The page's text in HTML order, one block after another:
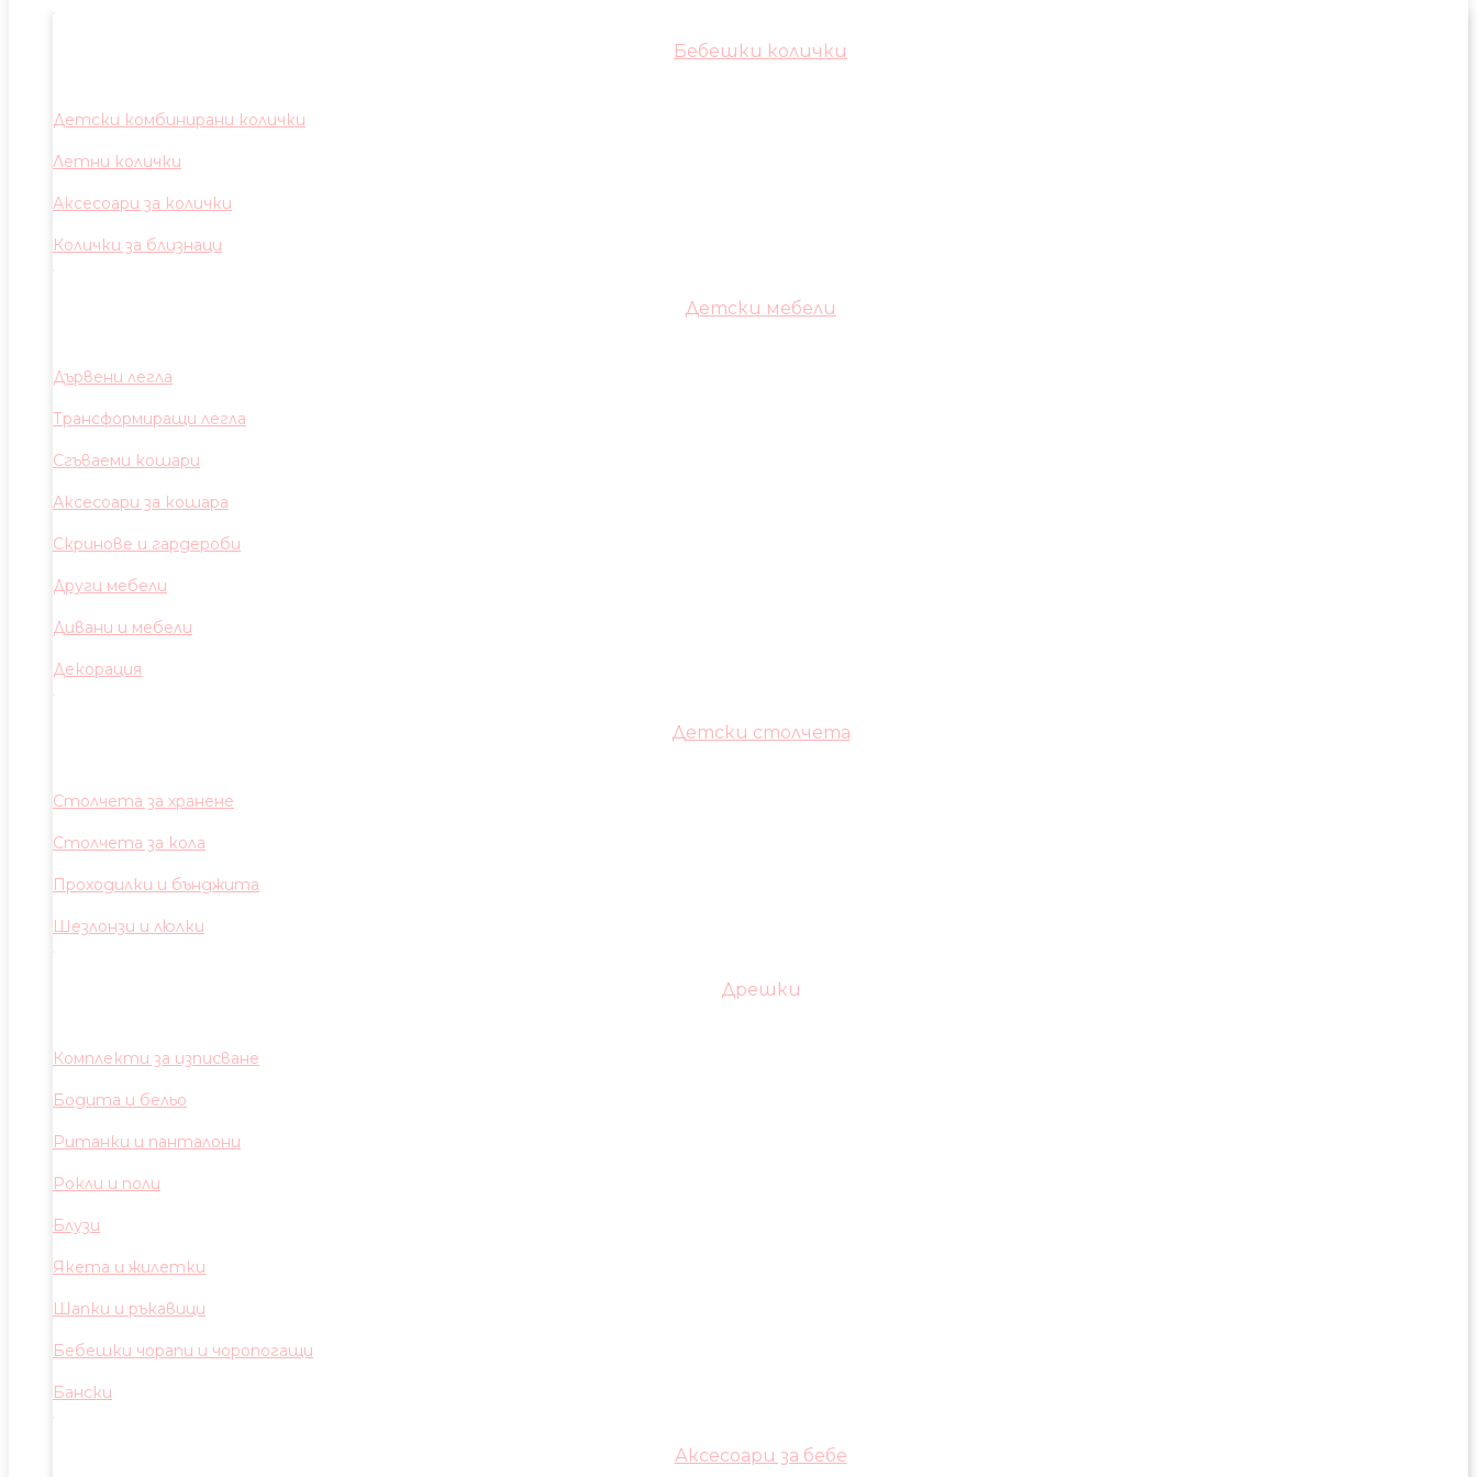
Бебешки колички
Детски комбинирани колички
Летни колички
Аксесоари за колички
Колички за близнаци
Детски мебели
Дървени легла
Трансформиращи легла
Сгъваеми кошари
Аксесоари за кошара
Скринове и гардероби
Други мебели
Дивани и мебели
Декорация
Детски столчета
Столчета за хранене
Столчета за кола
Проходилки и бънджита
Шезлонзи и люлки
Дрешки
Комплекти за изписване
Бодита и бельо
Ританки и панталони
Рокли и поли
Блузи
Якета и жилетки
Шапки и ръкавици
Бебешки чорапи и чоропогащи
Бански
Аксесоари за бебе